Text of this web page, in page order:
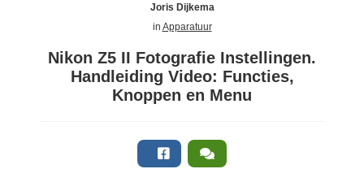
Joris Dijkema
in Apparatuur
Nikon Z5 II Fotografie Instellingen.
Handleiding Video: Functies,
Knoppen en Menu